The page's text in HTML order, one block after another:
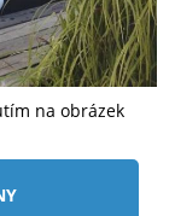
na obrázek